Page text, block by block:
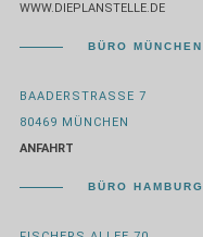
WWW.DIEPLANSTELLE.DE
BÜRO MÜNCHEN
BAADERSTRASSE 7
80469 MÜNCHEN
ANFAHRT
BÜRO HAMBURG